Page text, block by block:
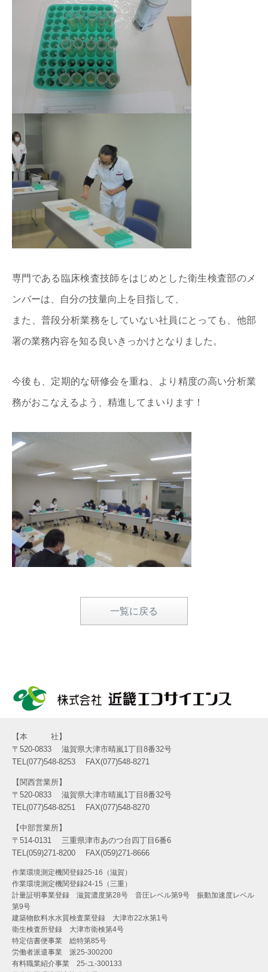
専門である臨床検査技師をはじめとした衛生検査部のメ
ンバーは、自分の技量向上を目指して、
また、普段分析業務をしていない社員にとっても、他部
署の業務内容を知る良いきっかけとなりました。
今後も、定期的な研修会を重ね、より精度の高い分析業
務がおこなえるよう、精進してまいります！
一覧に戻る
本 社
〒520-0833
滋賀県大津市晴嵐1丁目8番32号
TEL(077)548-8253
FAX(077)548-8271
関西営業所
〒520-0833
滋賀県大津市晴嵐1丁目8番32号
TEL(077)548-8251
FAX(077)548-8270
中部営業所
〒514-0131
三重県津市あのつ台四丁目6番6
TEL(059)271-8200
FAX(059)271-8666
作業環境測定機関登録25-16（滋賀）
作業環境測定機関登録24-15（三重）
計量証明事業登録 滋賀濃度第28号 音圧レベル第9号 振動加速度レベル
第9号
建築物飲料水水質検査業登録 大津市22水第1号
衛生検査所登録 大津市衛検第4号
特定信書便事業 総特第85号
労働者派遣事業 派25-300200
有料職業紹介事業 25-ユ-300133